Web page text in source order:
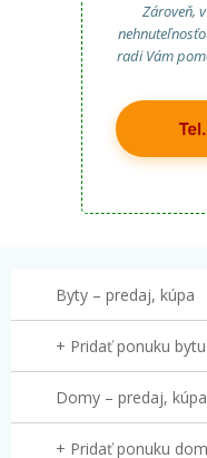
Zároveň,
radi Vám
Byty – predaj, kúpa
+ Pridať ponuku bytu
Domy – predaj, kúpa
+ Pridať ponuku